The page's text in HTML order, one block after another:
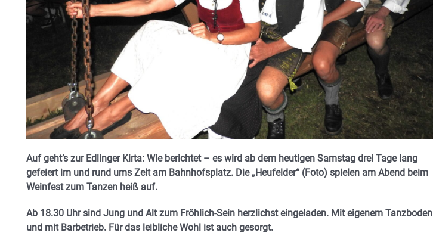
Auf geht’s zur Edlinger Kirta: Wie berichtet – es wird ab dem heutigen Samstag drei Tage lang
gefeiert im und rund ums Zelt am Bahnhofsplatz. Die „Heufelder“ (Foto) spielen am Abend beim
Weinfest zum Tanzen heiß auf.
Ab 18.30 Uhr sind Jung und Alt zum Fröhlich-Sein herzlichst eingeladen. Mit eigenem Tanzboden
und mit Barbetrieb. Für das leibliche Wohl ist auch gesorgt.